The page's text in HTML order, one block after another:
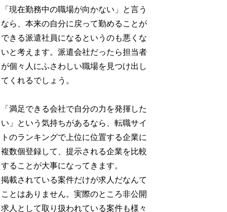
「現在勤務中の職場が向かない」と言う
なら、本来の自分に戻って勤めることが
できる派遣社員になるというのも悪くな
いと考えます。派遣会社だったら担当者
が個々人にふさわしい職場を見つけ出し
てくれるでしょう。
「満足できる会社で自分の力を発揮した
い」という気持ちがあるなら、転職サイ
トのランキングで上位に位置する企業に
複数個登録して、提示される企業を比較
することが大事になってきます。
掲載されている案件だけが求人だなんて
ことはありません。実際のところ非公開
求人として取り扱われている案件も様々